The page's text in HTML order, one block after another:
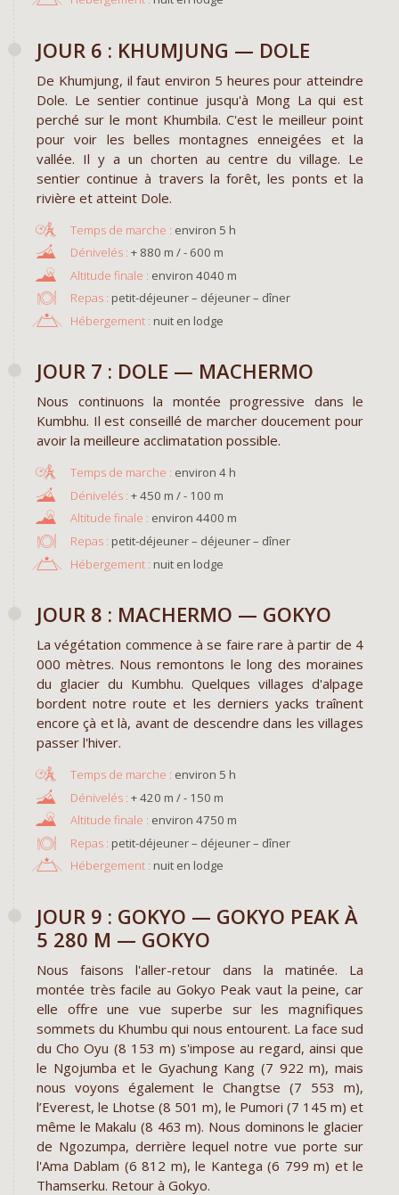
JOUR 6 : KHUMJUNG — DOLE
De Khumjung, il faut environ 5 heures pour atteindre
Dole. Le sentier continue jusqu'à Mong La qui est
perché sur le mont Khumbila. C'est le meilleur point
pour voir les belles montagnes enneigées et la
vallée. Il y a un chorten au centre du village. Le
sentier continue à travers la forêt, les ponts et la
rivière et atteint Dole.
environ 5 h
+ 880 m / - 600 m
environ 4040 m
Repas : petit-déjeuner – déjeuner – dîner
Hébergement : nuit en lodge
JOUR 7 : DOLE — MACHERMO
Nous continuons la montée progressive dans le
Kumbhu. Il est conseillé de marcher doucement pour
avoir la meilleure acclimatation possible.
environ 4 h
+ 450 m / - 100 m
environ 4400 m
Repas : petit-déjeuner – déjeuner – dîner
Hébergement : nuit en lodge
JOUR 8 : MACHERMO — GOKYO
La végétation commence à se faire rare à partir de 4
000 mètres. Nous remontons le long des moraines
du glacier du Kumbhu. Quelques villages d'alpage
bordent notre route et les derniers yacks traînent
encore çà et là, avant de descendre dans les villages
passer l'hiver.
environ 5 h
+ 420 m / - 150 m
environ 4750 m
Repas : petit-déjeuner – déjeuner – dîner
Hébergement : nuit en lodge
JOUR 9 : GOKYO — GOKYO PEAK À
5 280 M — GOKYO
Nous faisons l'aller-retour dans la matinée. La
montée très facile au Gokyo Peak vaut la peine, car
elle offre une vue superbe sur les magnifiques
sommets du Khumbu qui nous entourent. La face sud
du Cho Oyu (8 153 m) s'impose au regard, ainsi que
le Ngojumba et le Gyachung Kang (7 922 m), mais
nous voyons également le Changtse (7 553 m),
l’Everest, le Lhotse (8 501 m), le Pumori (7 145 m) et
même le Makalu (8 463 m). Nous dominons le glacier
de Ngozumpa, derrière lequel notre vue porte sur
l'Ama Dablam (6 812 m), le Kantega (6 799 m) et le
Thamserku. Retour à Gokyo.